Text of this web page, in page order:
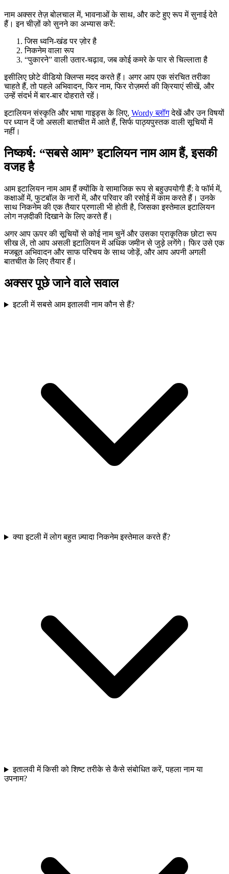
नाम अक्सर तेज़ बोलचाल में, भावनाओं के साथ, और कटे हुए रूप में सुनाई देते
हैं। इन चीज़ों को सुनने का अभ्यास करें:
जिस ध्वनि-खंड पर ज़ोर है
निकनेम वाला रूप
“पुकारने” वाली उतार-चढ़ाव, जब कोई कमरे के पार से चिल्लाता है
इसीलिए छोटे वीडियो क्लिप्स मदद करते हैं। अगर आप एक संरचित तरीका
चाहते हैं, तो पहले अभिवादन, फिर नाम, फिर रोज़मर्रा की क्रियाएं सीखें, और
उन्हें संदर्भ में बार-बार दोहराते रहें।
इटालियन संस्कृति और भाषा गाइड्स के लिए, Wordy ब्लॉगदेखें और उन विषयों
पर ध्यान दें जो असली बातचीत में आते हैं, सिर्फ पाठ्यपुस्तक वाली सूचियों में
नहीं।
निष्कर्ष: “सबसे आम” इटालियन नाम आम हैं, इसकी
वजह है
आम इटालियन नाम आम हैं क्योंकि वे सामाजिक रूप से बहुउपयोगी हैं: वे फॉर्म में,
कक्षाओं में, फुटबॉल के नारों में, और परिवार की रसोई में काम करते हैं। उनके
साथ निकनेम की एक तैयार प्रणाली भी होती है, जिसका इस्तेमाल इटालियन
लोग नज़दीकी दिखाने के लिए करते हैं।
अगर आप ऊपर की सूचियों से कोई नाम चुनें और उसका प्राकृतिक छोटा रूप
सीख लें, तो आप असली इटालियन में अधिक जमीन से जुड़े लगेंगे। फिर उसे एक
मजबूत अभिवादन और साफ परिचय के साथ जोड़ें, और आप अपनी अगली
बातचीत के लिए तैयार हैं।
अक्सर पूछे जाने वाले सवाल
इटली में सबसे आम इतालवी नाम कौन से हैं?
क्या इटली में लोग बहुत ज़्यादा निकनेम इस्तेमाल करते हैं?
इतालवी में किसी को शिष्ट तरीके से कैसे संबोधित करें, पहला नाम या
उपनाम?